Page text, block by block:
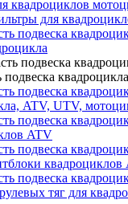
для
подвеска
подвеска квадроцикла
ATV, UTV,
ATV
квадроциклов
тяг для